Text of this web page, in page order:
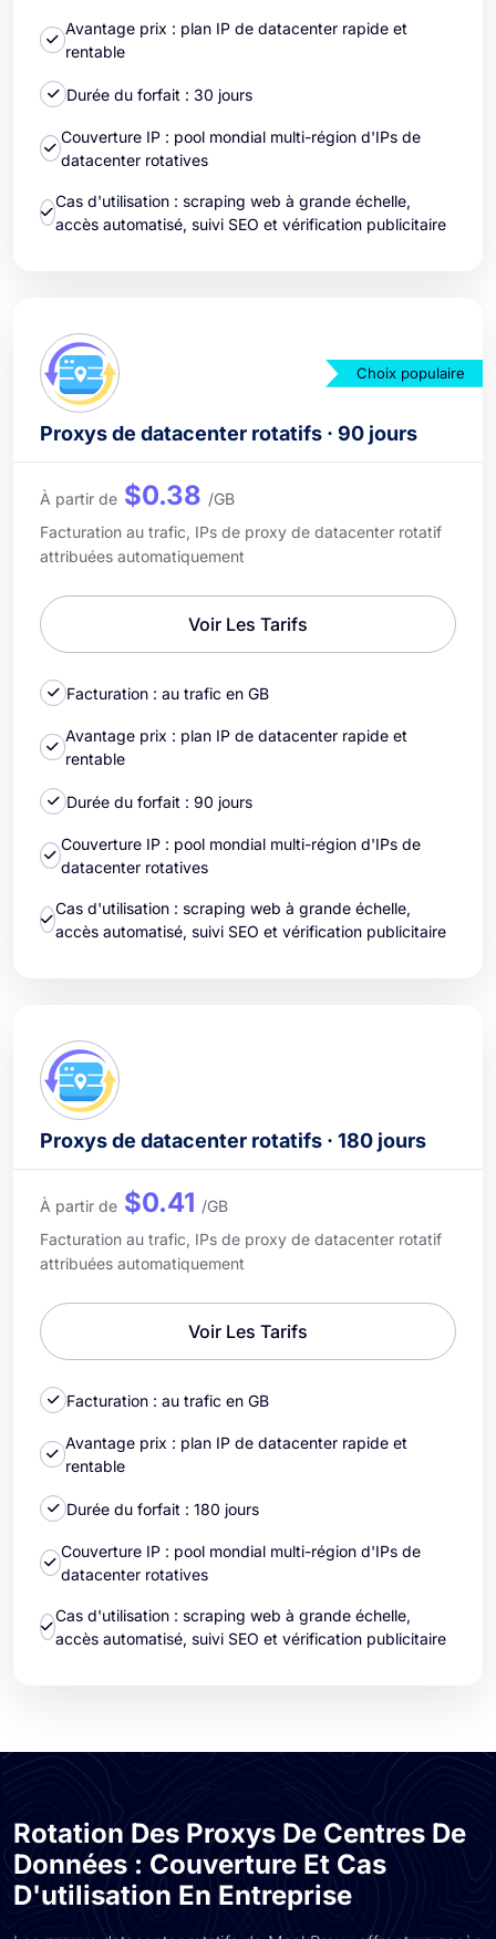
Avantage prix : plan IP de datacenter rapide et
rentable
Durée du forfait : 30 jours
Couverture IP : pool mondial multi-région d'IPs de
datacenter rotatives
Cas d'utilisation : scraping web à grande échelle,
accès automatisé, suivi SEO et vérification publicitaire
Choix populaire
Proxys de datacenter rotatifs · 90 jours
À partir de $0.38 /GB
Facturation au trafic, IPs de proxy de datacenter rotatif
attribuées automatiquement
Voir Les Tarifs
Facturation : au trafic en GB
Avantage prix : plan IP de datacenter rapide et
rentable
Durée du forfait : 90 jours
Couverture IP : pool mondial multi-région d'IPs de
datacenter rotatives
Cas d'utilisation : scraping web à grande échelle,
accès automatisé, suivi SEO et vérification publicitaire
Proxys de datacenter rotatifs · 180 jours
À partir de $0.41 /GB
Facturation au trafic, IPs de proxy de datacenter rotatif
attribuées automatiquement
Voir Les Tarifs
Facturation : au trafic en GB
Avantage prix : plan IP de datacenter rapide et
rentable
Durée du forfait : 180 jours
Couverture IP : pool mondial multi-région d'IPs de
datacenter rotatives
Cas d'utilisation : scraping web à grande échelle,
accès automatisé, suivi SEO et vérification publicitaire
Rotation Des Proxys De Centres De
Données : Couverture Et Cas
D'utilisation En Entreprise